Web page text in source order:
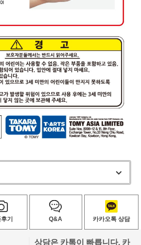
기 Q&A 카카오톡 상담
상담은 카톡이 빠릅니다. 카